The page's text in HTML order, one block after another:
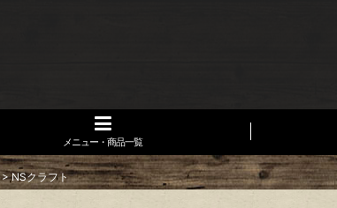
メニュー・商品一覧
> NSクラフト